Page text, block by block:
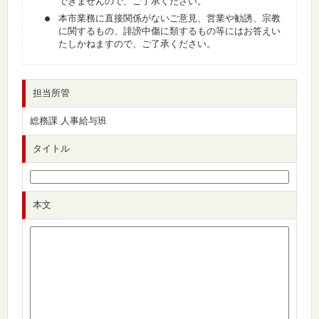
本市業務に直接関係がないご意見、営業や勧誘、宗教
に関するもの、誹謗中傷に類するもの等にはお答えい
たしかねますので、ご了承ください。
担当所管
総務課 人事給与班
タイトル
本文